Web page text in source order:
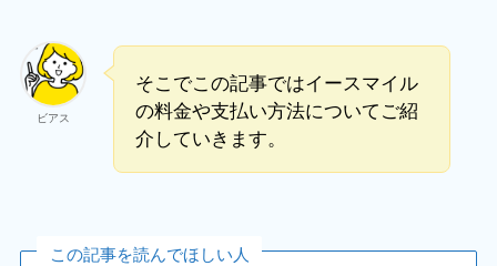
ビアス
そこでこの記事ではイースマイル
の料金や支払い方法についてご紹
介していきます。
この記事を読んでほしい人